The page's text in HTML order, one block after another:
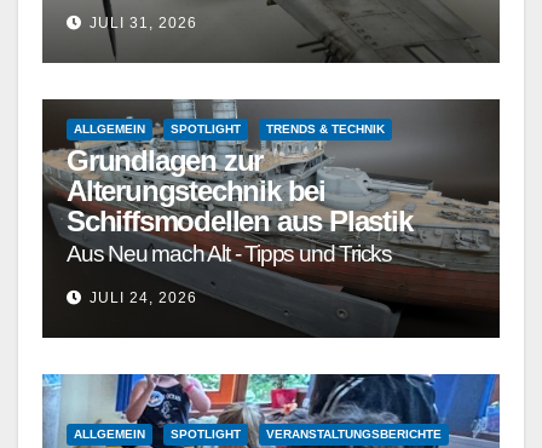
JULI 31, 2026
ALLGEMEIN SPOTLIGHT TRENDS & TECHNIK
Grundlagen zur
Alterungstechnik bei
Schiffsmodellen aus Plastik
Aus Neu mach Alt - Tipps und Tricks
JULI 24, 2026
ALLGEMEIN SPOTLIGHT VERANSTALTUNGSBERICHTE